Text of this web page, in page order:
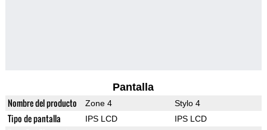
Pantalla
Nombre del producto Zone 4 Stylo 4
Tipo de pantalla IPS LCD IPS LCD